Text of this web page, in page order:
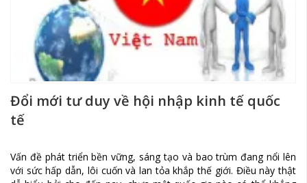
Đổi mới tư duy về hội nhập kinh tế quốc
tế
Vấn đề phát triển bền vững, sáng tạo và bao trùm đang nổi lên
với sức hấp dẫn, lôi cuốn và lan tỏa khắp thế giới. Điều này thật